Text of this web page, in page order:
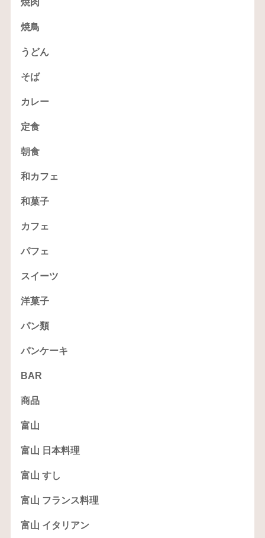
焼肉
焼鳥
うどん
そば
カレー
定食
朝食
和カフェ
和菓子
カフェ
パフェ
スイーツ
洋菓子
パン類
パンケーキ
BAR
商品
富山
富山 日本料理
富山 すし
富山 フランス料理
富山 イタリアン